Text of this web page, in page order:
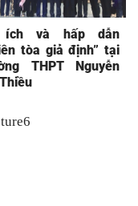
ích và hấp dẫn
tòa giả định” tại
THPT Nguyễn